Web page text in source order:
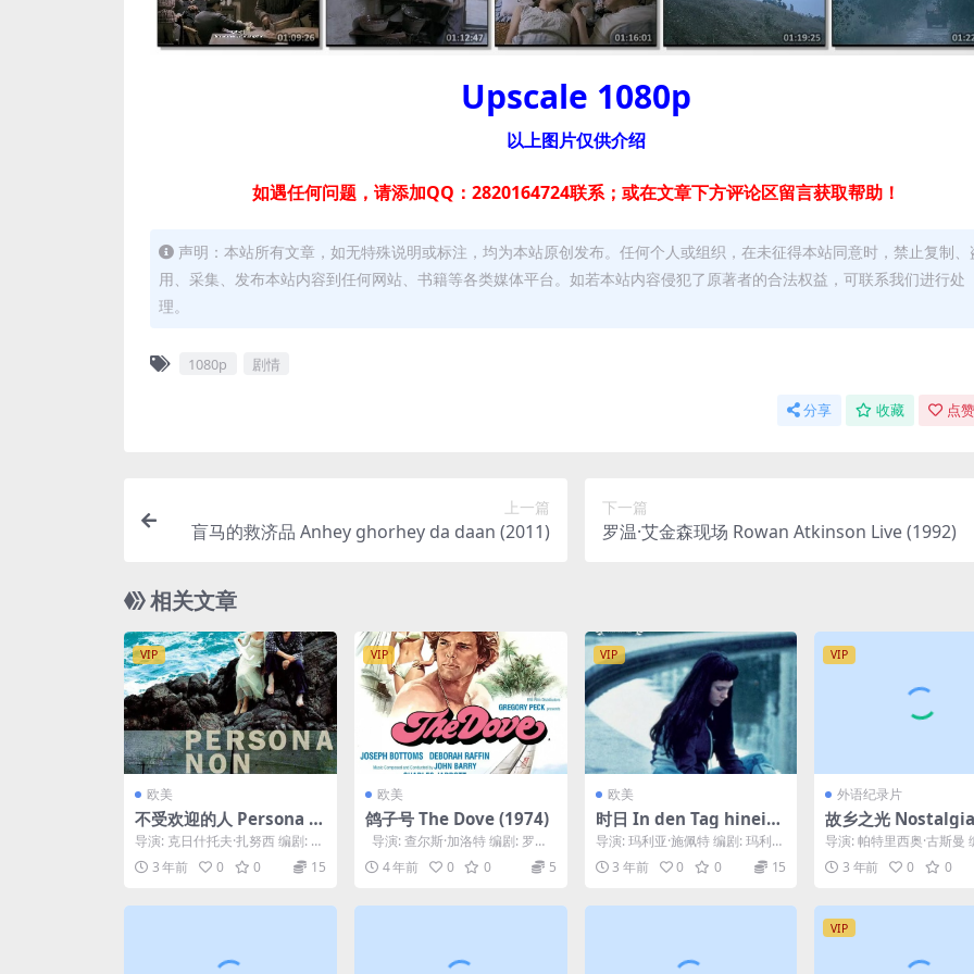
Upscale 1080p
以上图片仅供介绍
如遇任何问题，请添加QQ：2820164724联系；或在文章下方评论区留言获取帮助！
声明：本站所有文章，如无特殊说明或标注，均为本站原创发布。任何个人或组织，在未征得本站同意时，禁止复制、
用、采集、发布本站内容到任何网站、书籍等各类媒体平台。如若本站内容侵犯了原著者的合法权益，可联系我们进行处
理。
1080p 剧情
分享 收藏 点
上一篇
盲马的救济品 Anhey ghorhey da daan (2011)
下一篇
罗温·艾金森现场 Rowan Atkinson Live (1992)
相关文章
VIP
欧美
不受欢迎的人 Persona n
on grata (2005)
导演: 克日什托夫·扎努西 编剧: 克
日什托夫·扎努西 主演: 比涅尤·扎
塔西奇...
3 年前 0 0 15
VIP
欧美
鸽子号 The Dove (1974)
导演: 查尔斯·加洛特 编剧: 罗宾·
李·格雷厄姆 / 彼得·毕格...
4 年前 0 0 5
VIP
欧美
时日 In den Tag hinein
(2001)
导演: 玛利亚·施佩特 编剧: 玛利亚
·施佩特 主演: 莎宾·蒂莫提欧 / H
i... 3 年前 0 0 15
VIP
外语纪录片
故乡之光
a luz (2010)
导演: 帕特里西奥·古斯曼
特里西奥·古斯曼 主演:
G...3 年前 0 0
VIP